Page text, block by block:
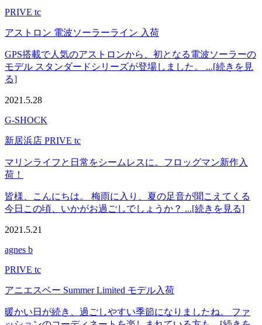
PRIVE tc
アストロン 電波ソーラーライン 入荷
GPS搭載で人気のアストロンから、初となる電波ソーラーの
モデル スタンダードシリーズが登場しました。 ...[続きを見
る]
2021.5.28
G-SHOCK
新居浜店 PRIVE tc
マリンライフと日常をシームレスに。フロッグマン新作入
荷！
皆様、こんにちは。 梅雨に入り、夏の足音が聞こえてくる
今日この頃、いかがお過ごしでしょうか？ ...[続きを見る]
2021.5.21
agnes b
PRIVE tc
アニエスベー Summer Limited モデル入荷
暖かい日が続き、過ごしやすい季節になりましたね。 ファ